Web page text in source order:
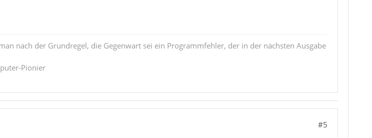
nach der Grundregel, die Gegenwart sei ein Programmfehler, der in der nächsten Ausgabe
Pionier
#5